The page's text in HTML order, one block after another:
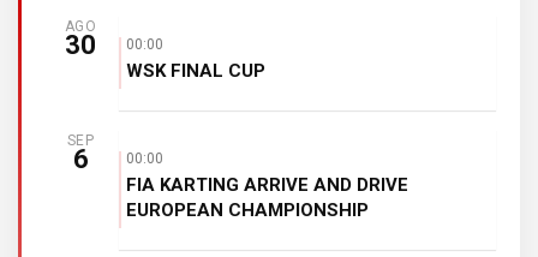
AGO
30 00:00
WSK FINAL CUP
SEP
6 00:00
FIA KARTING ARRIVE AND DRIVE
EUROPEAN CHAMPIONSHIP